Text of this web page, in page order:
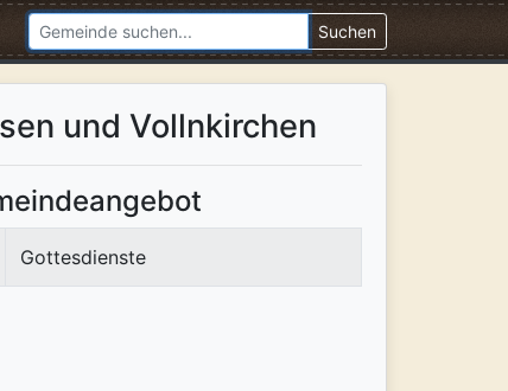
Suchen
und Vollnkirchen
Gottesdienste